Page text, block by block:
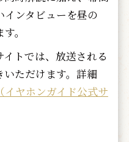
インタビューを昼の
。
トでは、放送される
ただけます。詳細
イヤホンガイド公式サ